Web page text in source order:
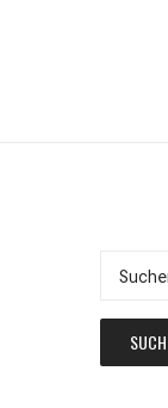
Suchen